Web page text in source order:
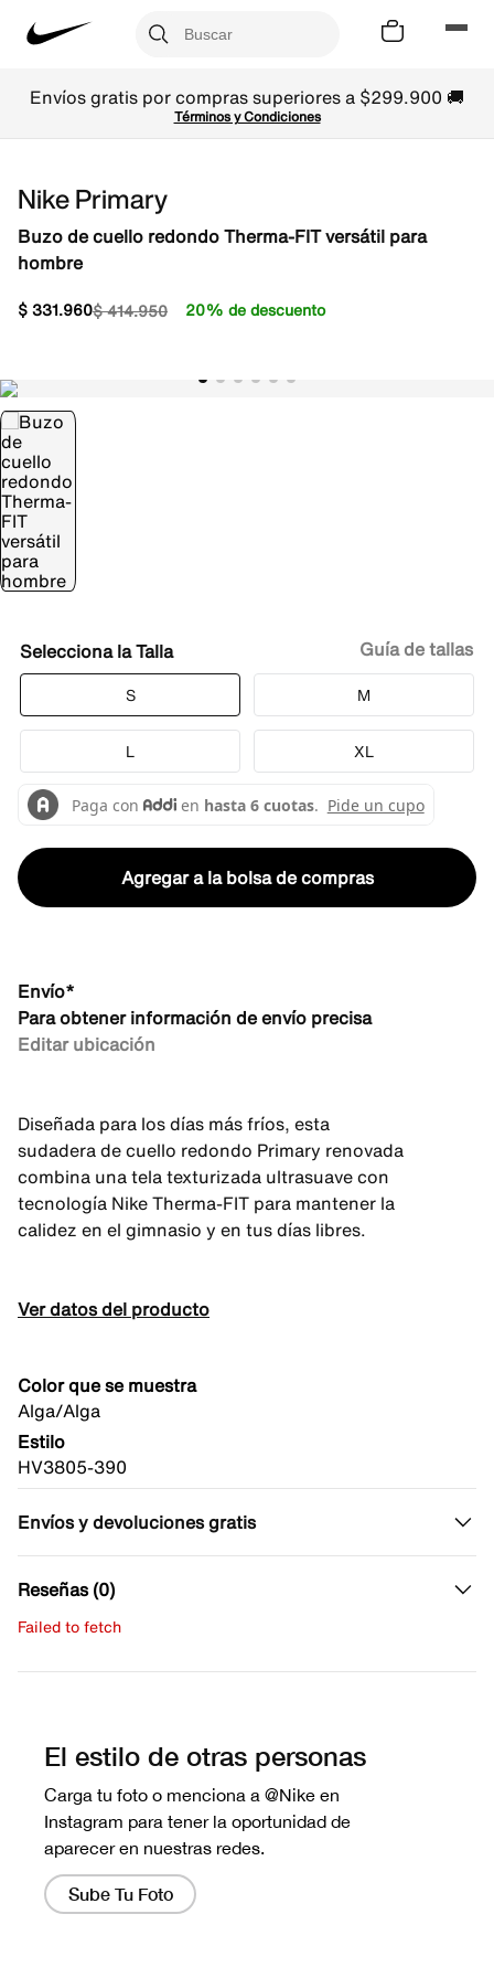
Envíos gratis por compras superiores a $299.900 🚚
Términos y Condiciones
Nike Primary
Buzo de cuello redondo Therma-FIT versátil para
hombre
$414.950
$331.960 20% de descuento
Talla
S M
L XL
Guía de tallas
Agregar a la bolsa de compras
Envío*
Para obtener información de envío precisa
Editar ubicación
Diseñada para los días más fríos, esta
sudadera de cuello redondo Primary renovada
combina una tela texturizada ultrasuave con
tecnología Nike Therma-FIT para mantener la
calidez en el gimnasio y en tus días libres.
Ver datos del producto
Color que se muestra
Alga/Alga
Estilo
HV3805-390
Envíos y devoluciones gratis
Reseñas (0)
Failed to fetch